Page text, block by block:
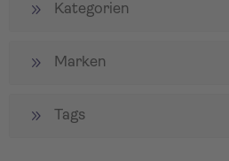
Kategorien
Marken
Tags